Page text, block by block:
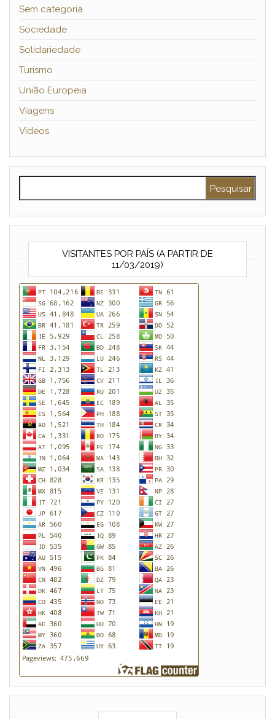
Sem categoria
Sociedade
Solidariedade
Turismo
União Europeia
Viagens
Vídeos
VISITANTES POR PAÍS (A PARTIR DE
11/03/2019)